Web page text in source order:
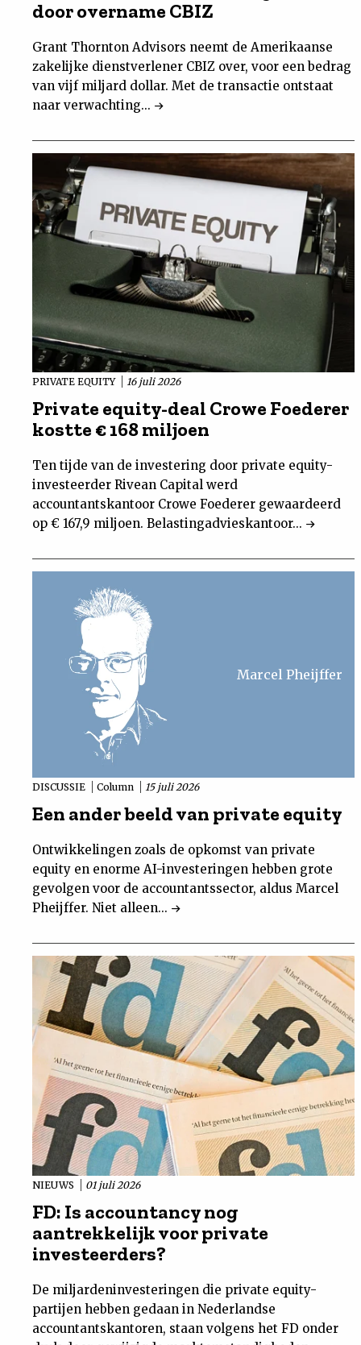
door overname CBIZ
Grant Thornton Advisors neemt de Amerikaanse
zakelijke dienstverlener CBIZ over, voor een bedrag
van vijf miljard dollar. Met de transactie ontstaat
naar verwachting...
PRIVATE EQUITY 16 juli 2026
Private equity-deal Crowe Foederer
kostte € 168 miljoen
Ten tijde van de investering door private equity-
investeerder Rivean Capital werd
accountantskantoor Crowe Foederer gewaardeerd
op € 167,9 miljoen. Belastingadvieskantoor...
Marcel Pheijffer
DISCUSSIE Column 15 juli 2026
Een ander beeld van private equity
Ontwikkelingen zoals de opkomst van private
equity en enorme AI-investeringen hebben grote
gevolgen voor de accountantssector, aldus Marcel
Pheijffer. Niet alleen...
NIEUWS 01 juli 2026
FD: Is accountancy nog
aantrekkelijk voor private
investeerders?
De miljardeninvesteringen die private equity-
partijen hebben gedaan in Nederlandse
accountantskantoren, staan volgens het FD onder